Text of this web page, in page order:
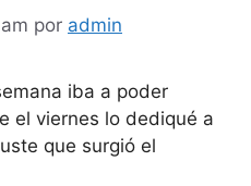
por admin
iba a poder
el viernes lo dediqué a
que surgió el